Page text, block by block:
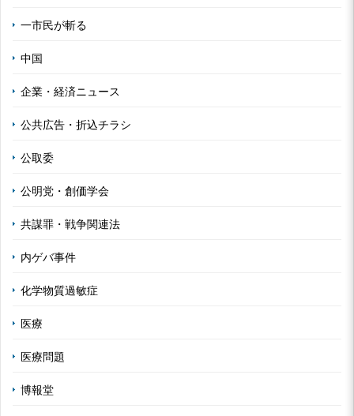
一市民が斬る
中国
企業・経済ニュース
公共広告・折込チラシ
公取委
公明党・創価学会
共謀罪・戦争関連法
内ゲバ事件
化学物質過敏症
医療
医療問題
博報堂